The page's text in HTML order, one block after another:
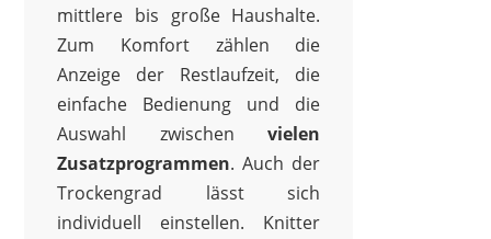
mittlere bis große Haushalte.
Zum Komfort zählen die
Anzeige der Restlaufzeit, die
einfache Bedienung und die
Auswahl zwischenvielen
Zusatzprogrammen. Auch der
Trockengrad lässt sich
individuell einstellen. Knitter